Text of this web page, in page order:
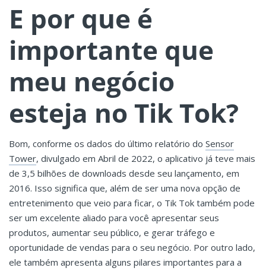
E por que é
importante que
meu negócio
esteja no Tik Tok?
Bom, conforme os dados do último relatório do Sensor
Tower, divulgado em Abril de 2022, o aplicativo já teve mais
de 3,5 bilhões de downloads desde seu lançamento, em
2016. Isso significa que, além de ser uma nova opção de
entretenimento que veio para ficar, o Tik Tok também pode
ser um excelente aliado para você apresentar seus
produtos, aumentar seu público, e gerar tráfego e
oportunidade de vendas para o seu negócio. Por outro lado,
ele também apresenta alguns pilares importantes para a